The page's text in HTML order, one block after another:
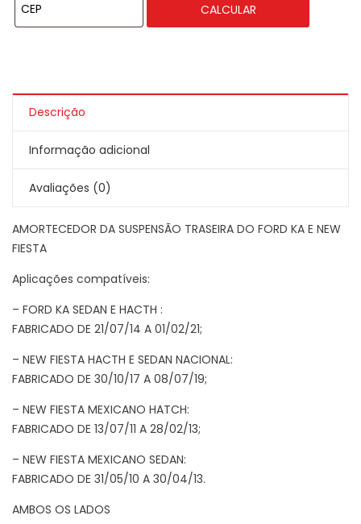
CALCULAR
Descrição
Informação adicional
Avaliações (0)
AMORTECEDOR DA SUSPENSÃO TRASEIRA DO FORD KA E NEW
FIESTA
Aplicações compatíveis:
– FORD KA SEDAN E HACTH :
FABRICADO DE 21/07/14 A 01/02/21;
– NEW FIESTA HACTH E SEDAN NACIONAL:
FABRICADO DE 30/10/17 A 08/07/19;
– NEW FIESTA MEXICANO HATCH:
FABRICADO DE 13/07/11 A 28/02/13;
– NEW FIESTA MEXICANO SEDAN:
FABRICADO DE 31/05/10 A 30/04/13.
AMBOS OS LADOS